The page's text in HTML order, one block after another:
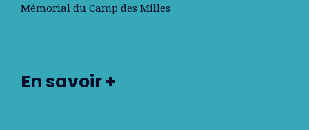
Mémorial du Camp des Milles
En savoir +